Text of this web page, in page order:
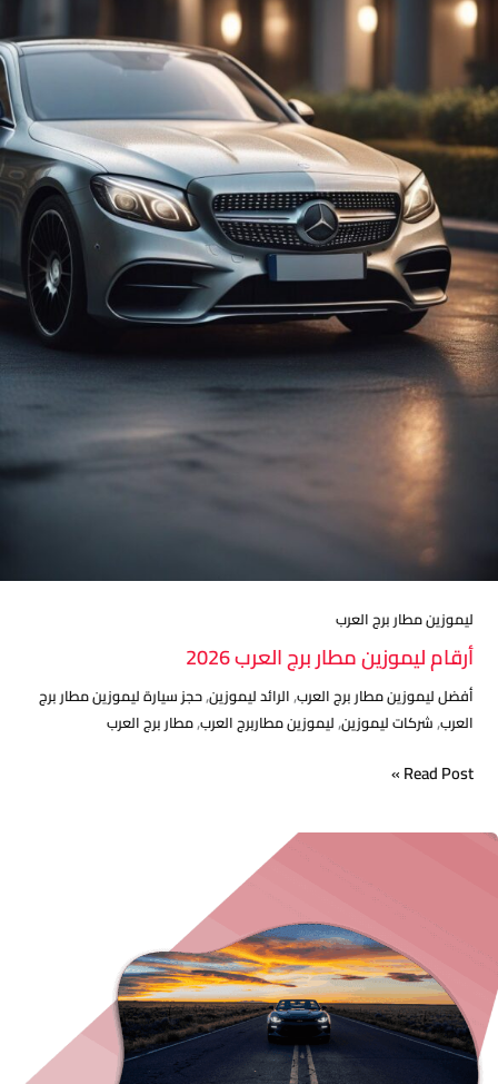
ليموزين مطار برج العرب
أرقام ليموزين مطار برج العرب 2026
أفضل ليموزين مطار برج العرب,الرائد ليموزين,حجز سيارة ليموزين مطار برج
العرب,شركات ليموزين,ليموزين مطاربرج العرب,مطار برج العرب
Read Post »
الرائد